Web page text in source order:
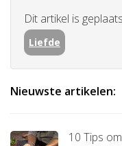
Dit artikel is
Liefde
Nieuwste artikelen:
10 Tips